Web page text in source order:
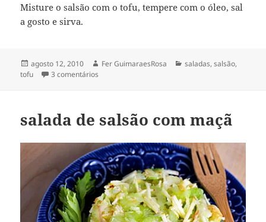
Misture o salsão com o tofu, tempere com o óleo, sal
a gosto e sirva.
Publicado
em
agosto 12, 2010 Autor
Fer GuimaraesRosa Categorias
saladas,salsão,
tofu
3 comentários
salada de salsão com maçã